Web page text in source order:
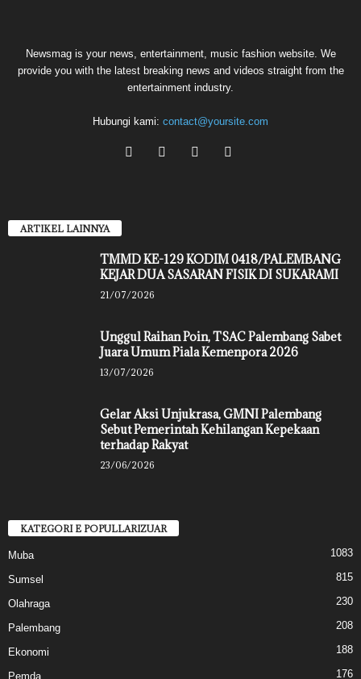
Newsmag is your news, entertainment, music fashion website. We
provide you with the latest breaking news and videos straight from the
entertainment industry.
Hubungi kami: contact@yoursite.com
ARTIKEL LAINNYA
TMMD KE-129 KODIM 0418/PALEMBANG
KEJAR DUA SASARAN FISIK DI SUKARAMI
21/07/2026
Unggul Raihan Poin, TSAC Palembang Sabet
Juara Umum Piala Kemenpora 2026
13/07/2026
Gelar Aksi Unjukrasa, GMNI Palembang
Sebut Pemerintah Kehilangan Kepekaan
terhadap Rakyat
23/06/2026
KATEGORI E POPULLARIZUAR
Muba 1083
Sumsel 815
Olahraga 230
Palembang 208
Ekonomi 188
Pemda 176